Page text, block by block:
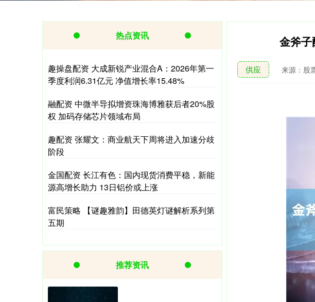
金斧
供应 来源：股
热点资讯
趣操盘配资 大成新锐产业混合A：2026年第一
季度利润6.31亿元 净值增长率15.48%
融配资 中微半导拟增资珠海博雅获后者20%股
权 加码存储芯片领域布局
趣配资 张耀文：商业航天下周将进入加速分歧
阶段
金国配资 长江有色：国内现货消费平稳，新能
源高增长助力 13日铝价或上涨
富民策略 【谜趣雅韵】田德英灯谜解析系列第
五期
推荐资讯